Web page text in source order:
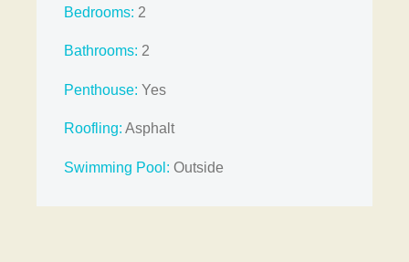
Bedrooms: 2
Bathrooms: 2
Penthouse: Yes
Roofling: Asphalt
Swimming Pool: Outside